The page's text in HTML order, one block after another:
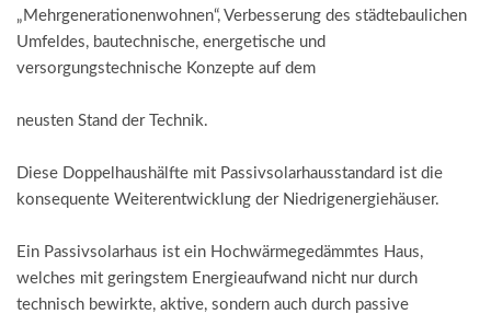
„Mehrgenerationenwohnen“, Verbesserung des städtebaulichen
Umfeldes, bautechnische, energetische und
versorgungstechnische Konzepte auf dem
neusten Stand der Technik.
Diese Doppelhaushälfte mit Passivsolarhausstandard ist die
konsequente Weiterentwicklung der Niedrigenergiehäuser.
Ein Passivsolarhaus ist ein Hochwärmegedämmtes Haus,
welches mit geringstem Energieaufwand nicht nur durch
technisch bewirkte, aktive, sondern auch durch passive